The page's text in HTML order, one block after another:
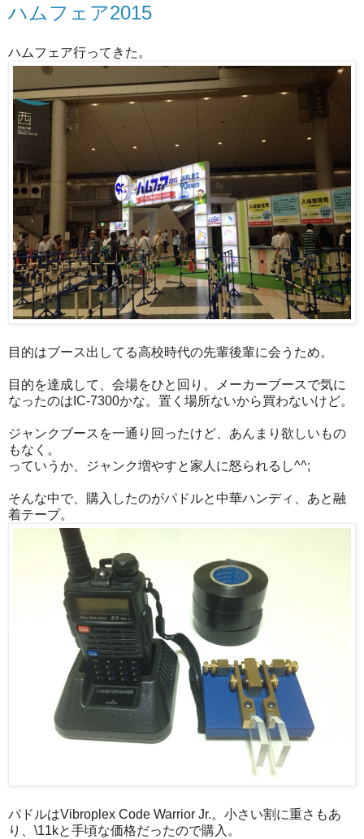
ハムフェア2015
ハムフェア行ってきた。
目的はブース出してる高校時代の先輩後輩に会うため。
目的を達成して、会場をひと回り。メーカーブースで気に
なったのはIC-7300かな。置く場所ないから買わないけど。
ジャンクブースを一通り回ったけど、あんまり欲しいもの
もなく。
っていうか、ジャンク増やすと家人に怒られるし^^;
そんな中で、購入したのがパドルと中華ハンディ、あと融
着テープ。
パドルはVibroplex Code Warrior Jr.。小さい割に重さもあ
り、\11kと手頃な価格だったので購入。